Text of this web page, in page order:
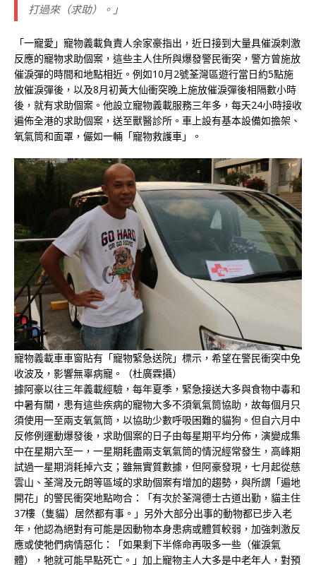
打過來（求助）。」
「一寵愛」寵物義載負責人余家豪指出，近日接到大量具催淚刺激
反應的寵物求助個案，這些主人住所與爆發警民衝突，警方曾施放
催淚彈的時間和地點相近。例如10月2號荃灣區遊行當日約5點施
放催淚彈後，以及8月初黃大仙衝突晚上施放催淚彈後相隔數小時
後，就有求助個案。他設立寵物義載服務三年多，每天24小時接收
遍佈全港的求助個案，送至獸醫診所。車上設有基本設備如擔架、
氧氣筒和面罩，儼如一輛「寵物救護車」。
寵物義載車車窗貼有「寵物緊急送院」標示，希望在警民衝突中免
收波及，影響無辜病寵。（杜廣霖攝）
據阿豪以往三年義載經驗，每年夏季，緊急接送大多與食物中毒和
中暑有關，患有這些疾病的寵物大多不須氧氣筒協助，故每個月只
須使用一至兩支氧氣筒，以協助少數呼吸困難的貓狗。但自六月中
反修例運動爆發後，求助個案的日子由每星期平均分佈，演變成集
中在星期六至一，一星期耗盡兩支氧氣筒的情況經常發生，高峰期
試過一星期消耗掉六支；雖無實質數據，但阿豪發現，七月起從慈
雲山、荃灣及元朗等區域的求助個案有增加的趨勢，與所謂「遍地
開花」的警民衝突地點吻合：「有次於荃灣德士古道出勤，貓主住
37樓（隻貓）居然都有事。」另外大部分出事的動物都已步入老
年，他認為絕對有可能是因動物本身患病或體質較弱，加強刺激反
應或使牠們病情惡化：「如果剩下半條命再吸多一些（催淚氣
體），牠就可能早點死亡。」加上寵物主人大多是中老年人，對預